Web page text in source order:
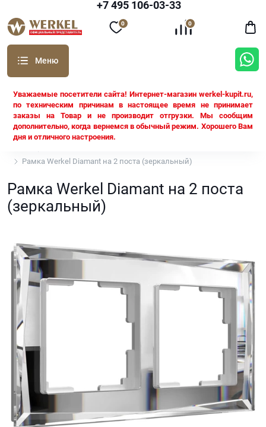
+7 495 106-03-33
Уважаемые посетители сайта! Интернет-магазин werkel-kupit.ru,
по техническим причинам в настоящее время не принимает
заказы на Товар и не производит отгрузки. Мы сообщим
дополнительно, когда вернемся в обычный режим. Хорошего Вам
дня и отличного настроения.
0 0
Рамка Werkel Diamant на 2 поста (зеркальный)
Рамка Werkel Diamant на 2 поста
(зеркальный)